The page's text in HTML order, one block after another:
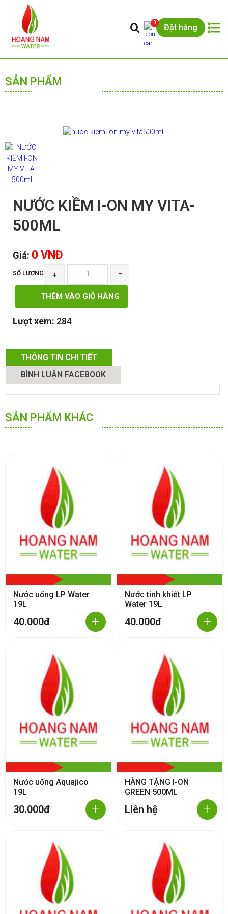
0 Đặt hàng
SẢN PHẨM
NƯỚC KIỀM I-ON MY VITA-
500ML
Giá: 0 VNĐ
SỐ LƯỢNG + ‾
THÊM VÀO GIỎ HÀNG
Lượt xem: 284
THÔNG TIN CHI TIẾT
BÌNH LUẬN FACEBOOK
SẢN PHẨM KHÁC
Nước uống LP Water
19L
40.000đ +
Nước tinh khiết LP
Water 19L
40.000đ +
Nước uống Aquajico
19L
30.000đ +
HÀNG TẶNG I-ON
GREEN 500ML
Liên hệ +